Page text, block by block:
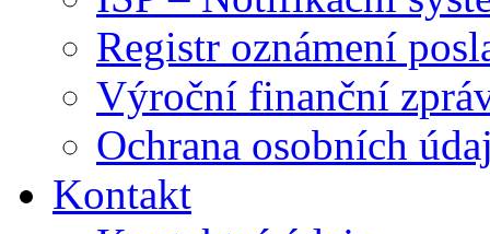
Registr oznámení
Výroční finanční
Ochrana osobních
Kontakt